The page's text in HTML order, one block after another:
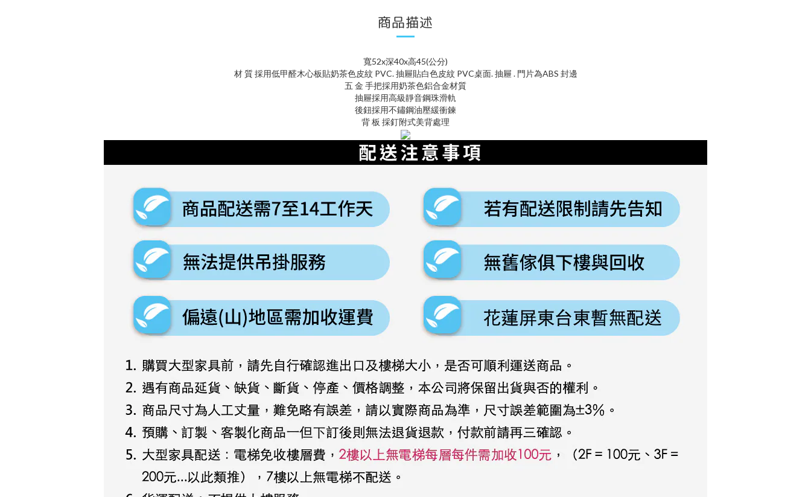
商品描述
寬52x深40x高45(公分)
材 質 採用低甲醛木心板貼奶茶色皮紋 PVC. 抽屜貼白色皮紋 PVC桌面. 抽屜 . 門片為ABS 封邊
五 金 手把採用奶茶色鋁合金材質
抽屜採用高級靜音鋼珠滑軌
後鈕採用不鏽鋼油壓緩衝鍊
背 板 採釘附式美背處理